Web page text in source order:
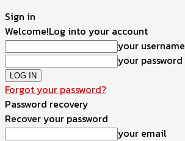
Sign in
Welcome!Log into your account
your username
your password
Forgot your password?
Password recovery
Recover your password
your email